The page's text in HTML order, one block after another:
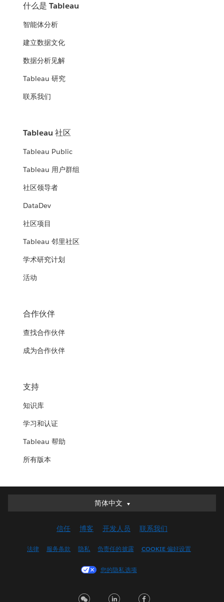
什么是 Tableau
智能体分析
建立数据文化
数据分析见解
Tableau 研究
联系我们
Tableau 社区
Tableau Public
Tableau 用户群组
社区领导者
DataDev
社区项目
Tableau 邻里社区
学术研究计划
活动
合作伙伴
查找合作伙伴
成为合作伙伴
支持
知识库
学习和认证
Tableau 帮助
所有版本
简体中文
简体中文
English (UK)
Français (Canada)
Italiano
信任 博客 开发人员 联系我们
法律 服务条款 隐私 负责任的披露 COOKIE 偏好设置
您的隐私选项